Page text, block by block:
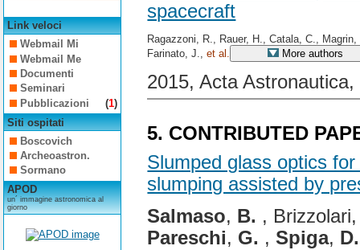
Link veloci
Webmail Mi
Webmail Me
Documenti
Seminari
Pubblicazioni
(1)
Siti ospitati
Boscovich
Archeoastron.
Sormano
APOD
un´ immagine astronomica al
giorno
spacecraft
Ragazzoni, R., Rauer, H., Catala, C.,
Farinato, J.,et al. More authors
2015, Acta
5. CONTRIBUTED
Slumped glass optics
slumping assisted by
Salmaso, B. ,
Pareschi, G. ,Spiga, D.